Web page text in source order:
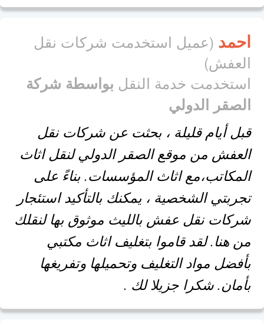
احمد(عميل استخدمت شركات نقل
العفش)
استخدمت خدمة النقلبواسطة شركة
الصقر الدولي
قبل أيام قليلة ، بحثت عن شركات نقل
العفش من موقع الصقر الدولي لنقل اثاث
المكاتب،مع اثاث المؤسسات. بناءً على
تجربتي الشخصية ، يمكنك بالتأكيد استئجار
شركات نقل عفش بالليث موثوق بها لنقلك
من هنا. لقد قاموا بتغليف اثاث مكتبي
بأفضل مواد التغليف وتحميلها وتفريغها
بأمان. شكرا جزيلا لك .